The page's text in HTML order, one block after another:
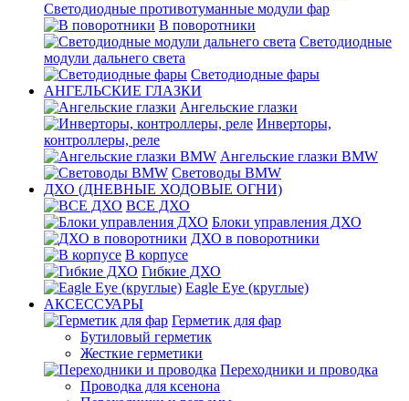
Светодиодные противотуманные модули фар
В поворотники
Светодиодные
модули дальнего света
Светодиодные фары
АНГЕЛЬСКИЕ ГЛАЗКИ
Ангельские глазки
Инверторы,
контроллеры, реле
Ангельские глазки BMW
Световоды BMW
ДХО (ДНЕВНЫЕ ХОДОВЫЕ ОГНИ)
ВСЕ ДХО
Блоки управления ДХО
ДХО в поворотники
В корпусе
Гибкие ДХО
Eagle Eye (круглые)
АКСЕССУАРЫ
Герметик для фар
Бутиловый герметик
Жесткие герметики
Переходники и проводка
Проводка для ксенона